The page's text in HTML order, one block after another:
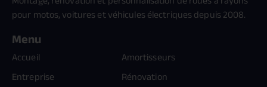
pour motos, voitures et véhicules électriques depuis 2008.
Menu
Accueil
Entreprise
Amortisseurs
Rénovation